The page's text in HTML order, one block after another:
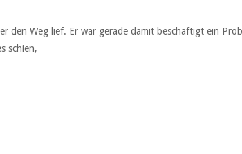
den Weg lief. Er war gerade damit beschäftigt ein
schien,